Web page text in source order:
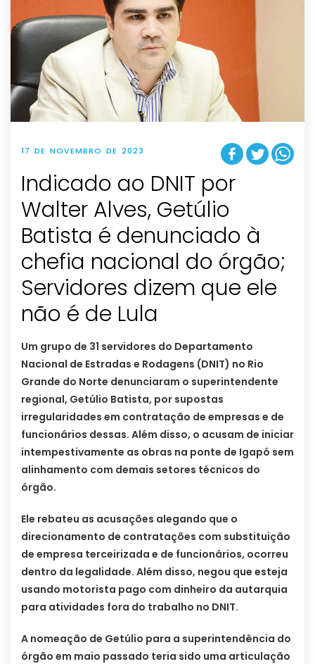
17 DE NOVEMBRO DE 2023
Indicado ao DNIT por
Walter Alves, Getúlio
Batista é denunciado à
chefia nacional do órgão;
Servidores dizem que ele
não é de Lula
Um grupo de 31 servidores do Departamento
Nacional de Estradas e Rodagens (DNIT) no Rio
Grande do Norte denunciaram o superintendente
regional, Getúlio Batista, por supostas
irregularidades em contratação de empresas e de
funcionários dessas. Além disso, o acusam de iniciar
intempestivamente as obras na ponte de Igapó sem
alinhamento com demais setores técnicos do
órgão.
Ele rebateu as acusações alegando que o
direcionamento de contratações com substituição
de empresa terceirizada e de funcionários, ocorreu
dentro da legalidade. Além disso, negou que esteja
usando motorista pago com dinheiro da autarquia
para atividades fora do trabalho no DNIT.
A nomeação de Getúlio para a superintendência do
órgão em maio passado teria sido uma articulação